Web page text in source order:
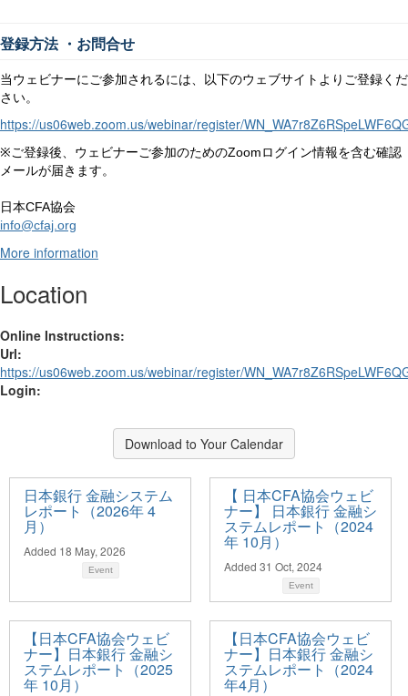
登録方法 ・お問合せ
当ウェビナーにご参加されるには、以下のウェブサイトよりご登録くだ
さい。
https://us06web.zoom.us/webinar/register/
※ ご登録後、ウェビナーご参加のためのZoomログイン情報を含む確認
メールが届きます。
日本CFA協会
info@cfaj.org
More information
Location
Online Instructions:
Url:
https://us06web.zoom.us/webinar/register/
Login:
Download to Your Calendar
日本銀行 金融システム
レポート（2026年 4
月）
Added 18 May, 2026
Event
【 日本CFA協会ウェビ
ナー】 日本銀行 金融シ
ステムレポート（2024
年 10月）
Added 31 Oct, 2024
Event
【日本CFA協会ウェビ
ナー】日本銀行 金融シ
ステムレポート（2025
年 10月）
【日本CFA協会ウェビ
ナー】日本銀行 金融シ
ステムレポート（2024
年4月）